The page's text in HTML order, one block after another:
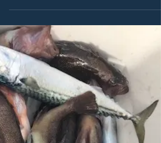
知内沖のメバル釣り
つり具天狗屋七重浜店です^_^ 12月19日(木)スタ
フ竹中 お客様と知内沖のメバル釣りに 行ってき
した♪ AM6：30出港 朝からメバルが調子良く釣
ていました！ 太陽が見え出してからの1時間 フグ
に仕掛けやオモリを メバルが付いている状態で
られたり...